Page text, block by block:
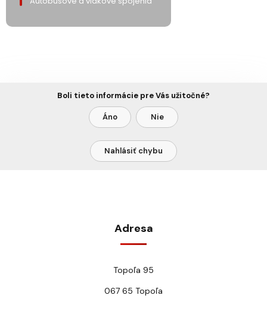
Boli tieto informácie pre Vás užitočné?
Áno Nie
Nahlásiť chybu
Adresa
Topoľa 95
067 65 Topoľa